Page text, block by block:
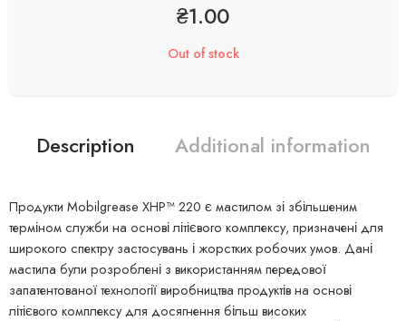
₴1.00
Out of stock
Description Additional information
Продукти Mobilgrease ХHP™ 220 є мастилом зі збільшеним
терміном служби на основі літієвого комплексу, призначені для
широкого спектру застосувань і жорстких робочих умов. Дані
мастила були розроблені з використанням передової
запатентованої технології виробництва продуктів на основі
літієвого комплексу для досягнення більш високих